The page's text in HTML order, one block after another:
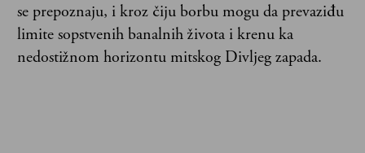
se prepoznaju, i kroz čiju borbu mogu da prevaziđu
limite sopstvenih banalnih života i krenu ka
nedostižnom horizontu mitskog Divljeg zapada.